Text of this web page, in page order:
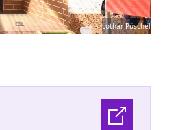
Lothar Püschel